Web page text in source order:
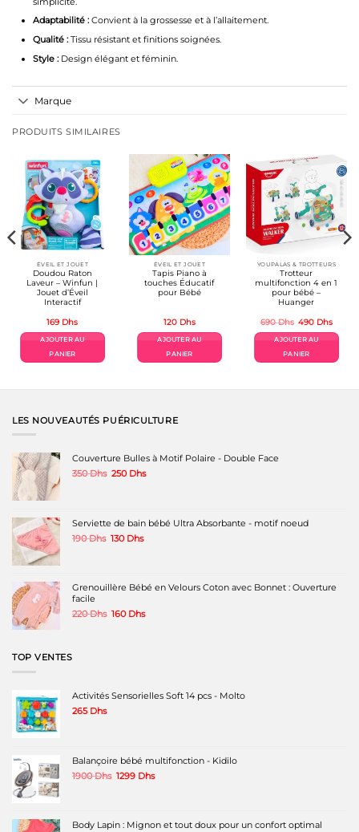
Adaptabilité :Convient à la grossesse et à l’allaitement.
Qualité :Tissu résistant et finitions soignées.
Style :Design élégant et féminin.
Marque
PRODUITS SIMILAIRES
ÉVEIL ET JOUET
Doudou Raton
Laveur – Winfun |
Jouet d’Éveil
Interactif
169 Dhs
AJOUTER AU
PANIER
ÉVEIL ET JOUET
Tapis Piano à
touches Éducatif
pour Bébé
120 Dhs
AJOUTER AU
PANIER
YOUPALAS & TROTTEURS
Trotteur
multifonction 4 en 1
pour bébé –
Huanger
690Dhs Le
initial
était :
690 Dhs.
490 DhsLe
actuel
AJOUTER AU
PANIER
LES NOUVEAUTÉS PUÉRICULTURE
Couverture Bulles à Motif Polaire - Double Face
350Dhs Le
350 Dhs.
250 DhsLe
250 Dhs.
Serviette de bain bébé Ultra Absorbante - motif noeud
190Dhs Le
190 Dhs.
130 DhsLe
130 Dhs.
Grenouillère Bébé en Velours Coton avec Bonnet : Ouverture
facile
220Dhs Le
160 DhsLe
TOP VENTES
Activités Sensorielles Soft 14 pcs - Molto
265 Dhs
Balançoire bébé multifonction - Kidilo
1900Dhs Le
1900 Dhs.
1299 DhsLe
1299 Dhs.
Body Lapin : Mignon et tout doux pour un confort optimal